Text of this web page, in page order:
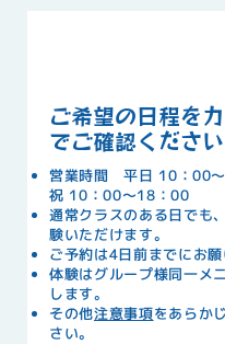
ご希望の日程を
でご確認ください
営業時間 平日 10：00
祝 10：00〜18：00
通常クラスのある日でも
験いただけます。
ご予約は4日前までにお願
体験はグループ様同一メ
します。
その他注意事項をあらか
さい。